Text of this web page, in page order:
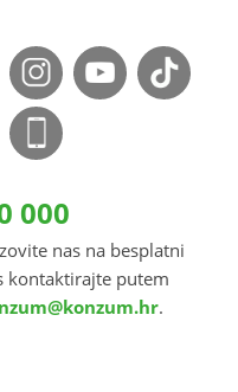
000
nas na besplatni
kontaktirajte putem
.